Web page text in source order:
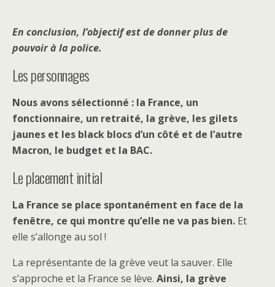
En conclusion, l’objectif est de donner plus de
pouvoir à la police.
Les personnages
Nous avons sélectionné : la France, un
fonctionnaire, un retraité, la grève, les gilets
jaunes et les black blocs d’un côté et de l’autre
Macron, le budget et la BAC.
Le placement initial
La France se place spontanément en face de la
fenêtre, ce qui montre qu’elle ne va pas bien. Et
elle s’allonge au sol !
La représentante de la grève veut la sauver. Elle
s’approche et la France se lève. Ainsi, la grève